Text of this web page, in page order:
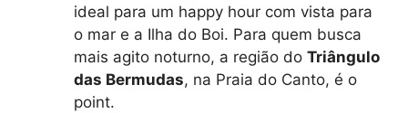
ideal para um happy hour com vista para
o mar e a Ilha do Boi. Para quem busca
mais agito noturno, a região do Triângulo
das Bermudas, na Praia do Canto, é o
point.